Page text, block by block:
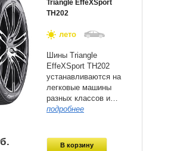
Triangle EffeXSport
TH202
лето
Шины Triangle
EffeXSport TH202
устанавливаются на
легковые машины
разных классов и…
подробнее